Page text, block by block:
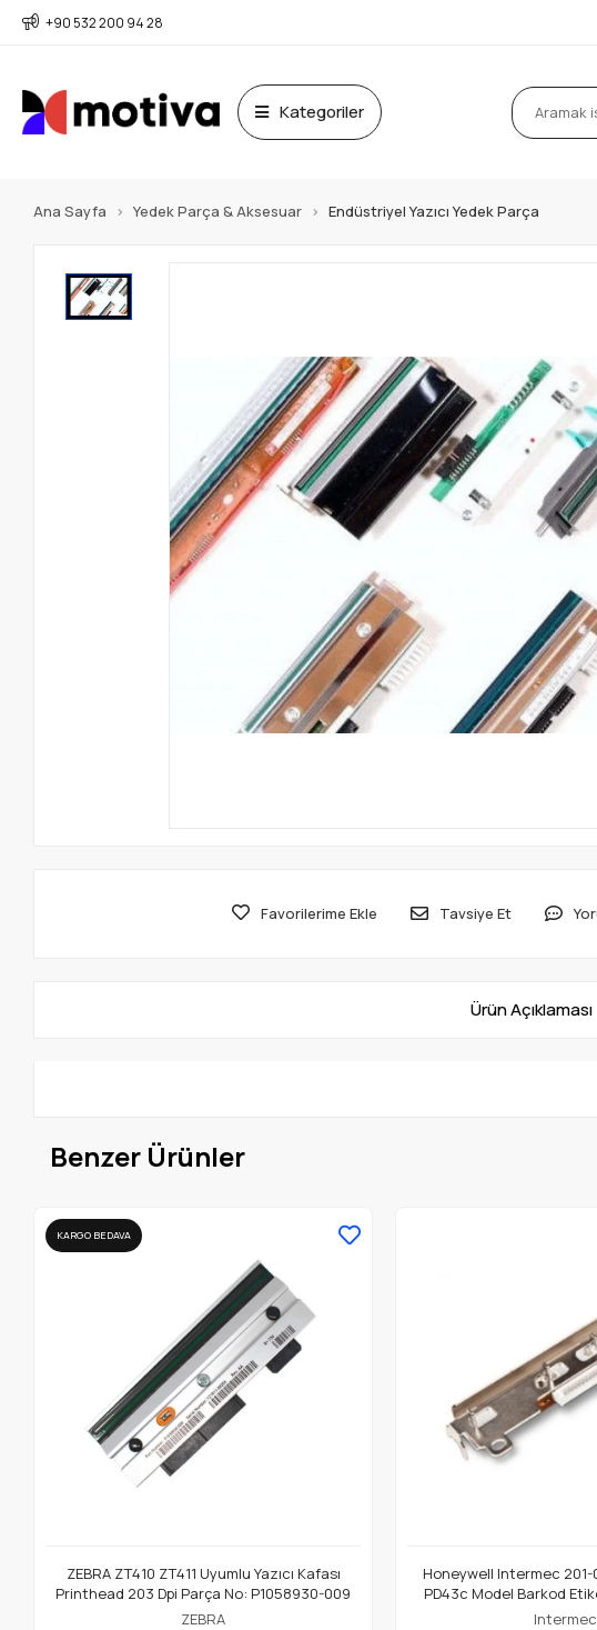
+90 532 200 94 28
Kategoriler
Ana Sayfa Yedek Parça & Aksesuar Endüstriyel Yazıcı Yedek Parça
Favorilerime Ekle Tavsiye Et
Ürün Açıklaması
Benzer Ürünler
KARGO BEDAVA
ZEBRA ZT410 ZT411 Uyumlu Yazıcı Kafası
Printhead 203 Dpi Parça No: P1058930-009
ZEBRA
Honeywell Intermec 201-
PD43c Model Barkod
Termal Baskı
Intermec